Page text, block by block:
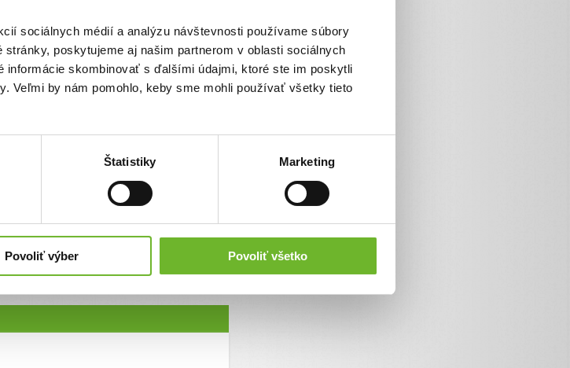
sociálnych médií a analýzu návštevnosti používame súbory
poskytujeme aj našim partnerom v oblasti sociálnych
informácie skombinovať s ďalšími údajmi, ktoré ste im poskytli
Veľmi by nám pomohlo, keby sme mohli používať všetky tieto
Štatistiky Marketing
Povoliť výber Povoliť všetko